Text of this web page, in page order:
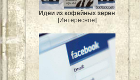
Идеи из кофейных зерен
[Интересное]